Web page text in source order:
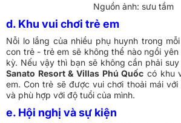
Nguồn ảnh: sưu tầm
d. Khu vui chơi trẻ em
Nỗi lo lắng của nhiều phụ huynh trong
con trẻ - trẻ em sẽ không thể nào ngồi
kỳ. Nếu vậy thì bạn sẽ không cần phải
Sanato Resort & Villas Phú Quốc có khu
em. Con trẻ sẽ được vui chơi thoải mái
và phù hợp với độ tuổi của mình.
e. Hội nghị và sự kiện